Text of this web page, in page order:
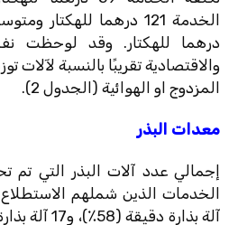
درهما للهكتار. وقد لوحظت
والاقتصادية تقريبًا بالنسبة
المزدوج او الهوائية (الجدول 2).
معدات البذر
إجمالي عدد آلات البذر التي